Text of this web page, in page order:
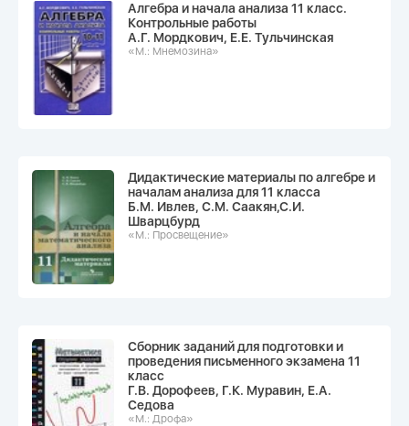
Алгебра и начала анализа 11 класс.
Контрольные работы
А.Г. Мордкович, Е.Е. Тульчинская
«М.: Мнемозина»
Дидактические материалы по алгебре и
началам анализа для 11 класса
Б.М. Ивлев, С.М. Саакян,С.И.
Шварцбурд
«М.: Просвещение»
Сборник заданий для подготовки и
проведения письменного экзамена 11
класс
Г.В. Дорофеев, Г.К. Муравин, Е.А.
Седова
«М.: Дрофа»